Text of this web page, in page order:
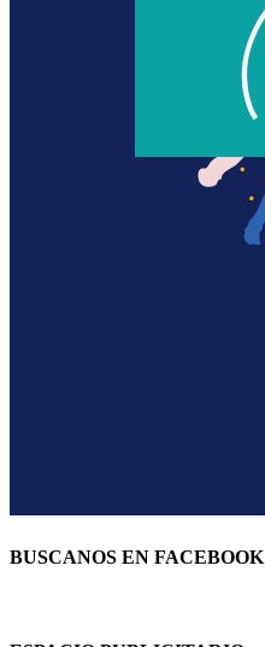
BUSCANOS EN FACEBOOK